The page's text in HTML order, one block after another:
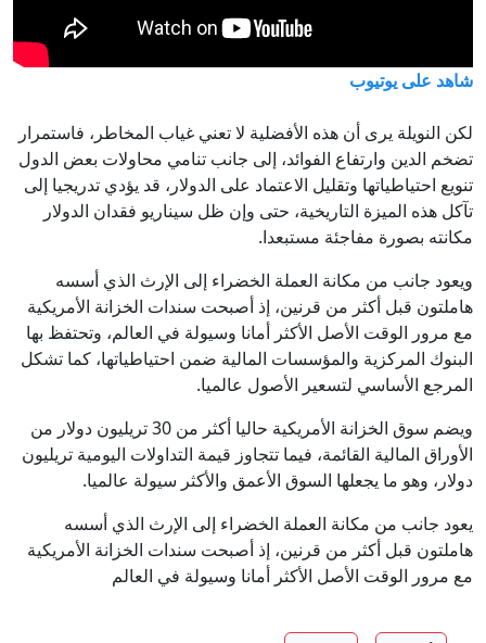
شاهد على يوتيوب
لكن النويلة يرى أن هذه الأفضلية لا تعني غياب المخاطر، فاستمرار
تضخم الدين وارتفاع الفوائد، إلى جانب تنامي محاولات بعض الدول
تنويع احتياطياتها وتقليل الاعتماد على الدولار، قد يؤدي تدريجيا إلى
تآكل هذه الميزة التاريخية، حتى وإن ظل سيناريو فقدان الدولار
مكانته بصورة مفاجئة مستبعدا.
ويعود جانب من مكانة العملة الخضراء إلى الإرث الذي أسسه
هاملتون قبل أكثر من قرنين، إذ أصبحت سندات الخزانة الأمريكية
مع مرور الوقت الأصل الأكثر أمانا وسيولة في العالم، وتحتفظ بها
البنوك المركزية والمؤسسات المالية ضمن احتياطياتها، كما تشكل
المرجع الأساسي لتسعير الأصول عالميا.
ويضم سوق الخزانة الأمريكية حاليا أكثر من 30 تريليون دولار من
الأوراق المالية القائمة، فيما تتجاوز قيمة التداولات اليومية تريليون
دولار، وهو ما يجعلها السوق الأعمق والأكثر سيولة عالميا.
يعود جانب من مكانة العملة الخضراء إلى الإرث الذي أسسه
هاملتون قبل أكثر من قرنين، إذ أصبحت سندات الخزانة الأمريكية
مع مرور الوقت الأصل الأكثر أمانا وسيولة في العالم